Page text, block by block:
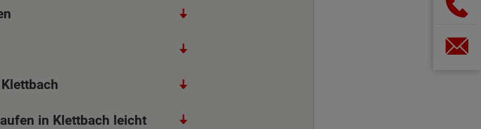
in Klettbach leicht